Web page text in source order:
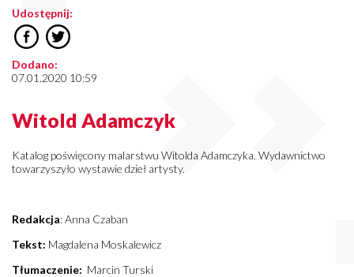
Udostępnij:
Dodano:
07.01.2020 10:59
Witold Adamczyk
Katalog poświęcony malarstwu Witolda Adamczyka. Wydawnictwo
towarzyszyło wystawie dzieł artysty.
Redakcja: Anna Czaban
Tekst: Magdalena Moskalewicz
Tłumaczenie: Marcin Turski